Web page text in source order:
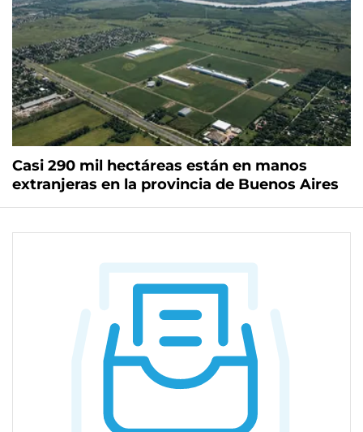
Casi 290 mil hectáreas están en manos
extranjeras en la provincia de Buenos Aires